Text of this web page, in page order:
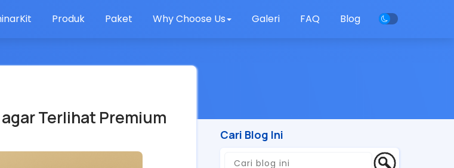
Produk Paket Why Choose Us Galeri FAQ Blog
Terlihat Premium
Cari Blog Ini